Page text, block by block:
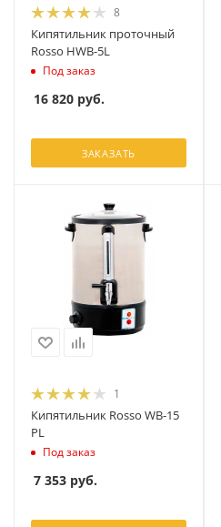
8
Кипятильник проточный
Rosso HWB-5L
Под заказ
16 820 руб.
ЗАКАЗАТЬ
1
Кипятильник Rosso WB-15
PL
Под заказ
7 353 руб.